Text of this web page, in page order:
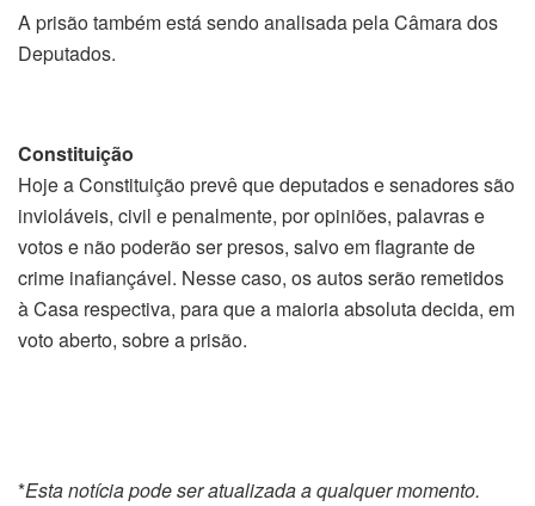
A prisão também está sendo analisada pela Câmara dos
Deputados.
Constituição
Hoje a Constituição prevê que deputados e senadores são
invioláveis, civil e penalmente, por opiniões, palavras e
votos e não poderão ser presos, salvo em flagrante de
crime inafiançável. Nesse caso, os autos serão remetidos
à Casa respectiva, para que a maioria absoluta decida, em
voto aberto, sobre a prisão.
*Esta notícia pode ser atualizada a qualquer momento.